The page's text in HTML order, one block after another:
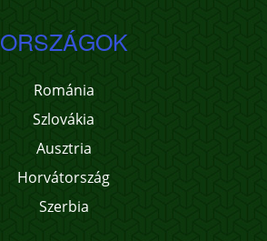
ORSZÁGOK
Románia
Szlovákia
Ausztria
Horvátország
Szerbia